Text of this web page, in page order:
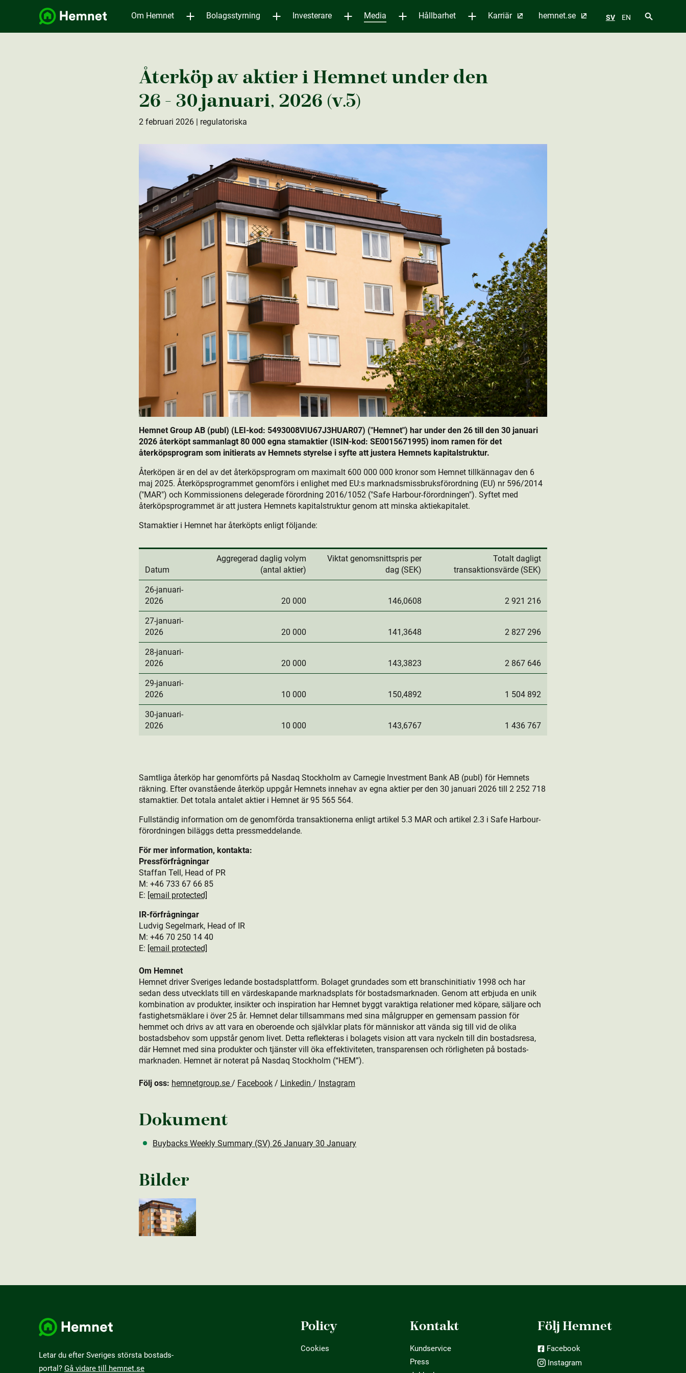
Om Hemnet Bolagsstyrning Investerare Media Hållbarhet Karriär hemnet.se SV EN
Återköp av aktie­r i Hemnet under den
26 - 30 januari, 2026 (v.5)
2 februari 2026| regulatoriska
Hemnet Group AB (publ) (LEI-kod: 5493008VIU67J3HUAR07) ("Hemnet") har under den 26 till den 30 januari
2026 återköpt sammanlagt 80 000 egna stamaktie­r (ISIN-kod: SE0015671995) inom ramen för det
återköpsprogram som initierats av Hemnets styrelse i syfte att justera Hemnets kapitalstruktur.
Återköpen är en del av det återköpsprogram om maximalt 600 000 000 kronor som Hemnet tillkännagav den 6
maj 2025. Återköpsprogrammet genomförs i enlighet med EU:s marknadsmissbruksförordning (EU) nr 596/2014
("MAR") och Kommissionens delegerade förordning 2016/1052 ("Safe Harbour-förordningen"). Syftet med
återköpsprogrammet är att justera Hemnets kapitalstruktur genom att minska aktie­kapitalet.
Stamaktie­r i Hemnet har återköpts enligt följande:
Datum
Aggregerad daglig volym
(antal aktie­r)
Viktat genomsnittspris per
dag (SEK)
Totalt dagligt
transaktionsvärde (SEK)
26-januari-
2026
20 000 146,0608 2 921 216
27-januari-
2026
20 000 141,3648 2 827 296
28-januari-
2026
20 000 143,3823 2 867 646
29-januari-
2026
10 000 150,4892 1 504 892
30-januari-
2026
10 000 143,6767 1 436 767
Samtliga återköp har genomförts på Nasdaq Stockholm av Carnegie Investment Bank AB (publ) för Hemnets
räkning. Efter ovanstående återköp uppgår Hemnets innehav av egna aktie­r per den 30 januari 2026 till 2 252 718
stamaktie­r. Det totala antalet aktie­r i Hemnet är 95 565 564.
Fullständig information om de genomförda transaktionerna enligt artikel 5.3 MAR och artikel 2.3 i Safe Harbour-
förordningen biläggs detta pressmeddelande.
För mer information, kontakta:
Pressförfrågningar
Staffan Tell, Head of PR
M: +46 733 67 66 85
E: [email protected]
IR-förfrågningar
Ludvig Segelmark, Head of IR
M: +46 70 250 14 40
E: [email protected]
Om Hemnet
Hemnet driver Sveriges ledande bostads­plattform. Bolaget grundades som ett branschinitiativ 1998 och har
sedan dess utvecklats till en värdeskapande marknadsplats för bostads­marknaden. Genom att erbjuda en unik
kombination av produkt­er, insikter och inspiration har Hemnet byggt varaktiga relationer med köpare, säljare och
fastighetsmäklare i över 25 år. Hemnet delar tillsammans med sina målgrupper en gemensam passion för
hemmet och drivs av att vara en oberoende och självklar plats för människor att vända sig till vid de olika
bostads­behov som uppstår genom livet. Detta reflekteras i bolagets vision att vara nyckeln till din bostads­resa,
där Hemnet med sina produkt­er och tjänster vill öka effektiviteten, transparensen och rörligheten på bostads­
marknaden. Hemnet är noterat på Nasdaq Stockholm (“HEM”).
Följ oss: hemnetgroup.se / Facebook/ Linkedin / Instagram
Dokument
Buybacks Weekly Summary (SV) 26 January 30 January
Bilder
Letar du efter Sveriges största bostads­
portal? Gå vidare till hemnet.se
Policy
Cookies
Kontakt
Kundservice
Press
Följ Hemnet
Facebook
Instagram